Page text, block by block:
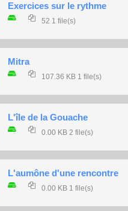
Exercices sur le rythme
52 1 file(s)
Mitra
107.36 KB 1 file(s)
L'île de la Gouache
0.00 KB 2 file(s)
L'aumône d'une rencontre
0.00 KB 1 file(s)